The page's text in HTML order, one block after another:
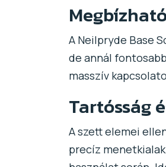
A Neilpryde Base
de annál
masszív
Tartósság
A szett elemei
precíz